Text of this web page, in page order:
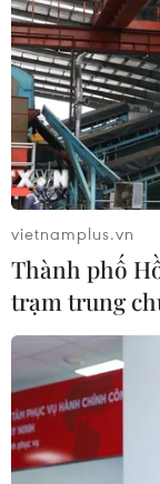
vietnamplus.vn
Thành phố
trạm trung